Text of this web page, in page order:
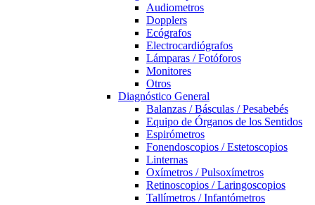
Audiometros
Dopplers
Ecógrafos
Electrocardiógrafos
Lámparas / Fotóforos
Monitores
Otros
Diagnóstico General
Balanzas / Básculas / Pesabebés
Equipo de Órganos de los Sentidos
Espirómetros
Fonendoscopios / Estetoscopios
Linternas
Oxímetros / Pulsoxímetros
Retinoscopios / Laringoscopios
Tallímetros / Infantómetros